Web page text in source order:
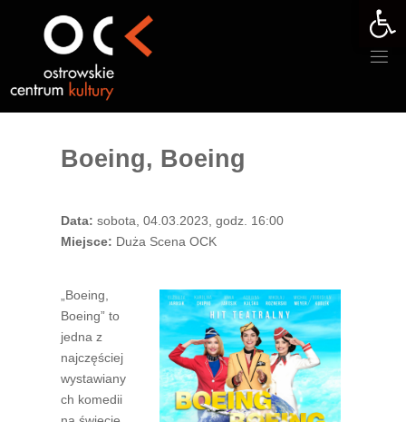
Boeing, Boeing
Data: sobota, 04.03.2023, godz. 16:00
Miejsce: Duża Scena OCK
„Boeing,
Boeing” to
jedna z
najczęściej
wystawiany
ch komedii